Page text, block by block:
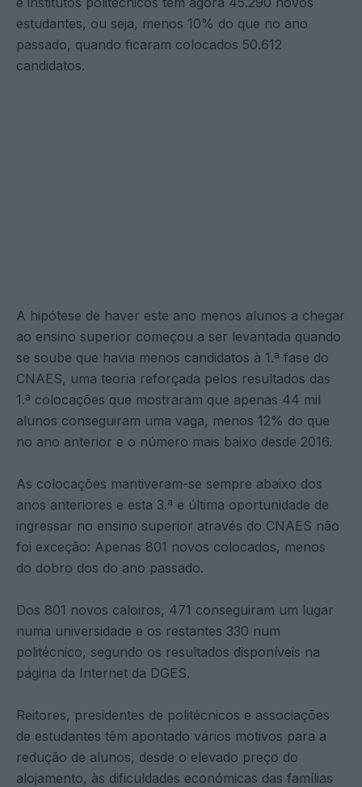
estudantes, ou seja, menos 10% do que no ano
passado, quando ficaram colocados 50.612
candidatos.
A hipótese de haver este ano menos alunos a chegar
ao ensino superior começou a ser levantada quando
se soube que havia menos candidatos à 1.ª fase do
CNAES, uma teoria reforçada pelos resultados das
1.ª colocações que mostraram que apenas 44 mil
alunos conseguiram uma vaga, menos 12% do que
no ano anterior e o número mais baixo desde 2016.
As colocações mantiveram-se sempre abaixo dos
anos anteriores e esta 3.ª e última oportunidade de
ingressar no ensino superior através do CNAES não
foi exceção: Apenas 801 novos colocados, menos
do dobro dos do ano passado.
Dos 801 novos caloiros, 471 conseguiram um lugar
numa universidade e os restantes 330 num
politécnico, segundo os resultados disponíveis na
página da Internet da DGES.
Reitores, presidentes de politécnicos e associações
de estudantes têm apontado vários motivos para a
redução de alunos, desde o elevado preço do
alojamento, às dificuldades económicas das famílias